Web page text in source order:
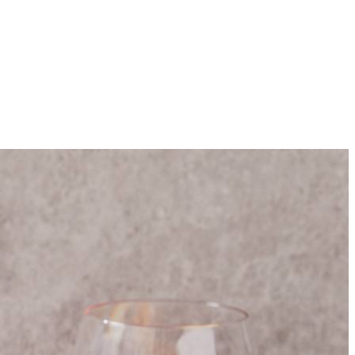
en 1 el citroensap (per 8 personen) door elkaar.
of kleine limonadeglazen.